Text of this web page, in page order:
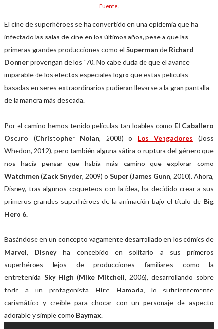
Fuente
El cine de superhéroes se ha convertido en una epidemia que ha
infectado las salas de cine en los últimos años, pese a que las
primeras grandes producciones como el Superman de Richard
Donnerprovengan de los ´70. No cabe duda de que el avance
imparable de los efectos especiales logró que estas películas
basadas en seres extraordinarios pudieran llevarse a la gran pantalla
de la manera más deseada.
Por el camino hemos tenido películas tan loables como El Caballero
Oscuro (Christopher Nolan, 2008) o Los Vengadores (Joss
Whedon, 2012), pero también alguna sátira o ruptura del género que
nos hacía pensar que había más camino que explorar como
Watchmen (Zack Snyder, 2009) o Super(James Gunn, 2010). Ahora,
Disney, tras algunos coqueteos con la idea, ha decidido crear a sus
primeros grandes superhéroes de la animación bajo el título de Big
Hero 6.
Basándose en un concepto vagamente desarrollado en los cómics de
Marvel, Disneyha concebido en solitario a sus primeros
superhéroes lejos de producciones familiares como la
entretenida Sky High (Mike Mitchell, 2006), desarrollando sobre
todo a un protagonista Hiro Hamada, lo suficientemente
carismático y creíble para chocar con un personaje de aspecto
adorable y simple como Baymax.